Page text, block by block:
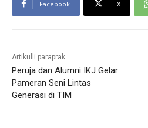
Facebook X
Artikulli paraprak
Peruja dan Alumni IKJ Gelar
Pameran Seni Lintas
Generasi di TIM